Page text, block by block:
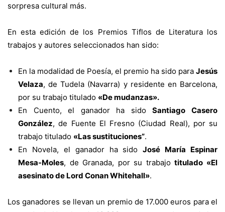
sorpresa cultural más.
En esta edición de los Premios Tiflos de Literatura los
trabajos y autores seleccionados han sido:
En la modalidad de Poesía, el premio ha sido para Jesús
Velaza, de Tudela (Navarra) y residente en Barcelona,
por su trabajo titulado «De mudanzas».
En Cuento, el ganador ha sidoSantiago Casero
González, de Fuente El Fresno (Ciudad Real), por su
trabajo titulado «Las sustituciones”.
En Novela, el ganador ha sidoJosé María Espinar
Mesa-Moles, de Granada, por su trabajotitulado «El
asesinato de Lord Conan Whitehall».
Los ganadores se llevan un premio de 17.000 euros para el